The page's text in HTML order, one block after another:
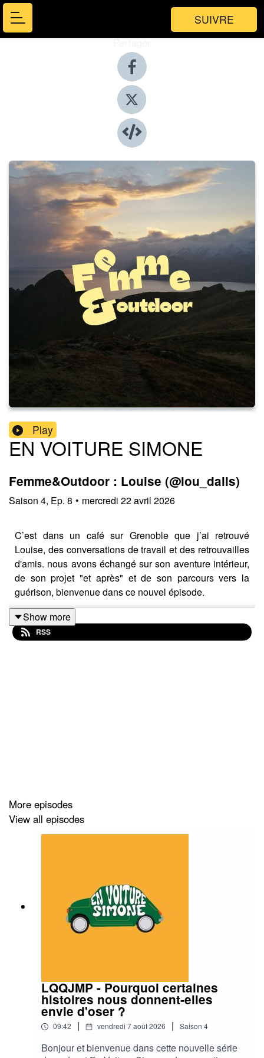
SUIVRE
Partager
Play
EN VOITURE SIMONE
Femme&Outdoor : Louise (@lou_dalls)
Saison 4, Ep. 8 • mercredi 22 avril 2026
C’est dans un café sur Grenoble que j’ai retrouvé
Louise, des conversations de travail et des retrouvailles
d'amis. nous avons échangé sur son aventure intérieur,
de son projet "et après" et de son parcours vers la
guérison, bienvenue dans ce nouvel épisode.
Suivre Louise : @lou_dalls
Show more
RSS
More episodes
View all episodes
LQQJMP - Pourquoi certaines
histoires nous donnent-elles
envie d'oser ?
09:42 | vendredi 7 août 2026 | Saison 4
Bonjour et bienvenue dans cette nouvelle série